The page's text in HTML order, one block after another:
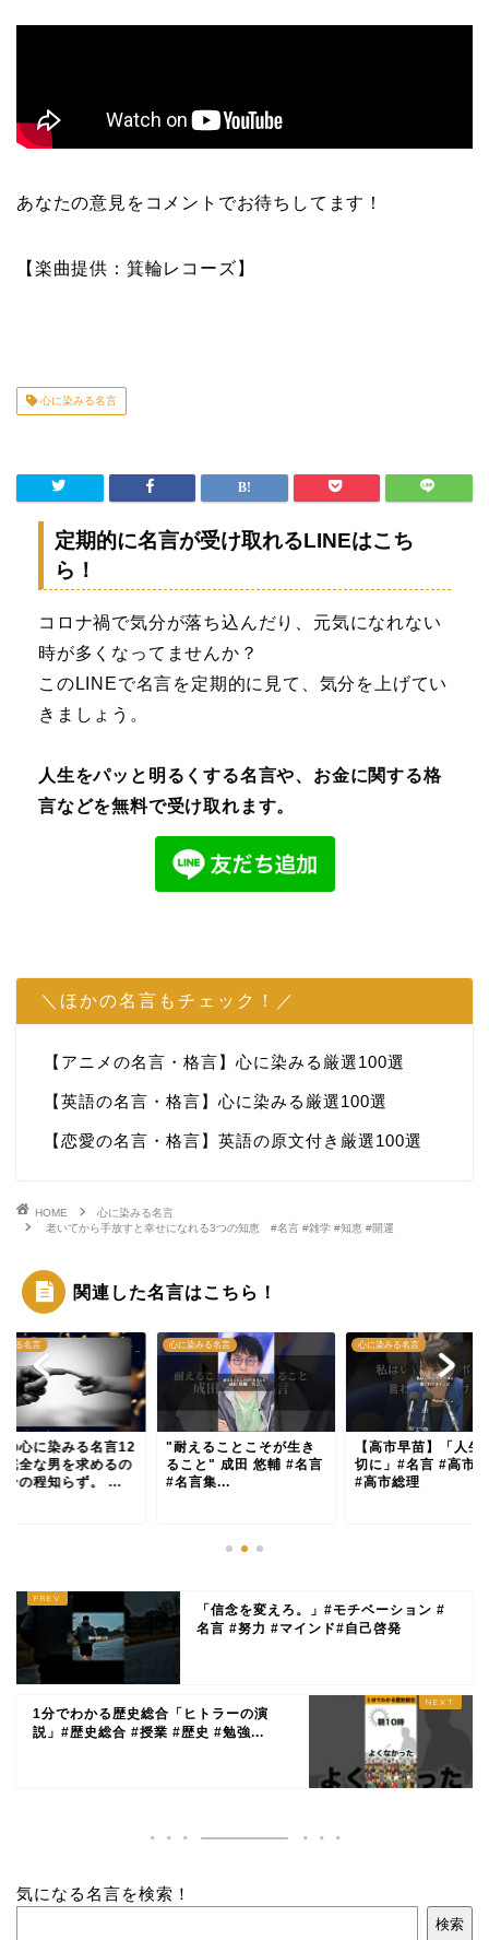
あなたの意見をコメントでお待ちしてます！
【楽曲提供：箕輪レコーズ】
心に染みる名言
定期的に名言が受け取れるLINEはこち
ら！
コロナ禍で気分が落ち込んだり、元気になれない
時が多くなってませんか？
このLINEで名言を定期的に見て、気分を上げてい
きましょう。
人生をパッと明るくする名言や、お金に関する格
言などを無料で受け取れます。
＼ほかの名言もチェック！／
【アニメの名言・格言】心に染みる厳選100選
【英語の名言・格言】心に染みる厳選100選
【恋愛の名言・格言】英語の原文付き厳選100選
HOME
心に染みる名言
老いてから手放すと幸せになれる3つの知恵 #名言 #雑学 #知恵 #開運
関連した名言はこちら！
みる名言
の心に染みる名言12
完全な男を求めるの
身の程知らず。 ...
心に染みる名言
"耐えることこそが生き
ること" 成田 悠輔 #名言
#名言集...
心に染みる名言
【高市早苗】「人生
切に」#名言 #高市
#高市総理
「信念を変えろ。」#モチベーション #
名言 #努力 #マインド#自己啓発
1分でわかる歴史総合「ヒトラーの演
説」#歴史総合 #授業 #歴史 #勉強...
気になる名言を検索！
検索